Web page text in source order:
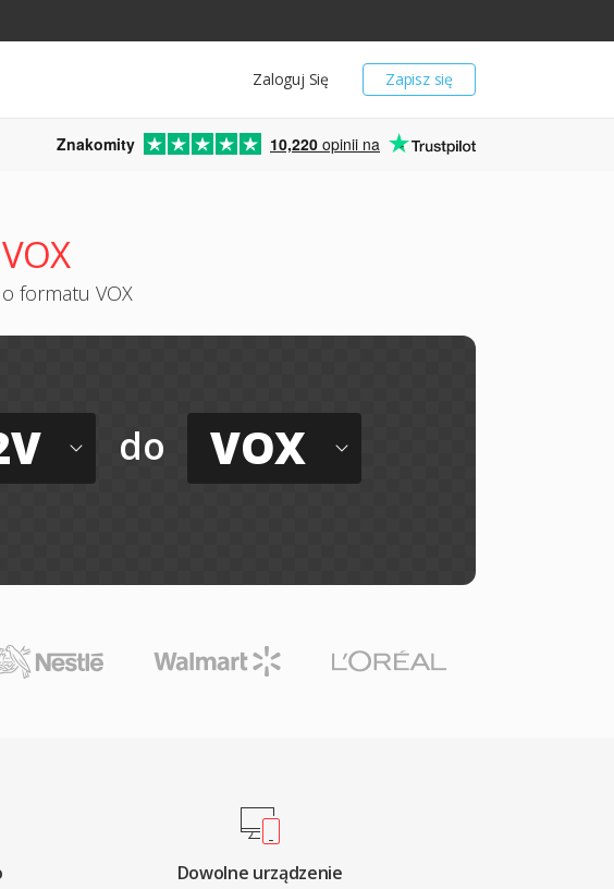
Zapisz się
Zaloguj Się
Znakomity 10,220 opinii na
formatu VOX
do VOX
Dowolne urządzenie